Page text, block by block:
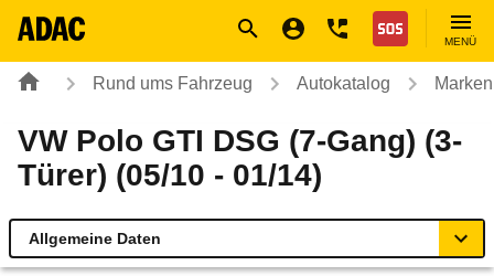
Nothilfe
MENÜ
Rund ums Fahrzeug Autokatalog
VW Polo GTI DSG (7-Gang) (3-
Türer) (05/10 - 01/14)
Allgemeine Daten